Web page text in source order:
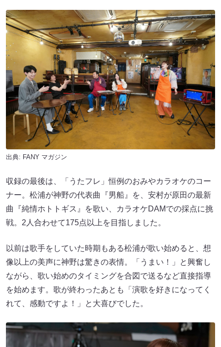
出典: FANY マガジン
収録の最後は、「うたフレ」恒例のおみやカラオケのコー
ナー。松浦が神野の代表曲『男船』を、安村が原田の最新
曲『純情ホトトギス』を歌い、カラオケDAMでの採点に挑
戦。2人合わせて175点以上を目指しました。
以前は歌手をしていた時期もある松浦が歌い始めると、想
像以上の美声に神野は驚きの表情。「うまい！」と興奮し
ながら、歌い始めのタイミングを合図で送るなど直接指導
を始めます。歌が終わったあとも「演歌を好きになってく
れて、感動ですよ！」と大喜びでした。